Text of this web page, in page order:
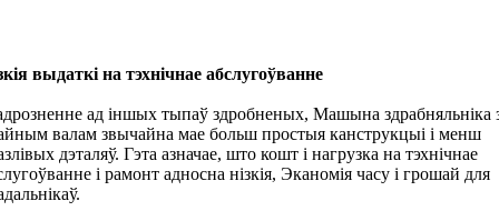
выдаткі на тэхнічнае абслугоўванне
ад іншых тыпаў здробненых, Машына здрабняльніка
валам звычайна мае больш простыя канструкцыі і менш
дэталяў. Гэта азначае, што кошт і нагрузка на тэхнічнае
і рамонт адносна нізкія, Эканомія часу і грошай для